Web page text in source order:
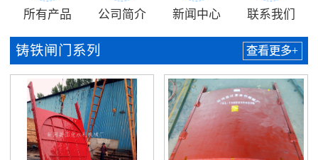
所有产品 公司简介 新闻中心 联系我们
铸铁闸门系列 查看更多+